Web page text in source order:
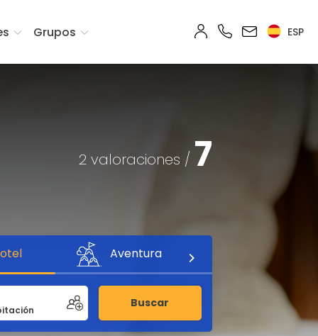
Grupos ESP
2 valoraciones / 7
Aventura
Buscar